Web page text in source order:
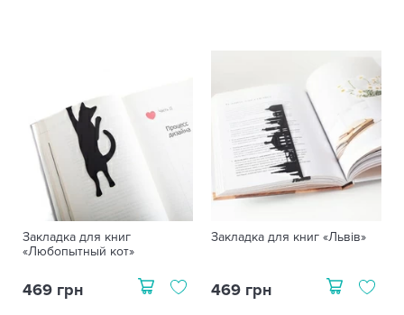
Закладка для книг
«Любопытный кот»
469 грн
Закладка для книг «Львів»
469 грн